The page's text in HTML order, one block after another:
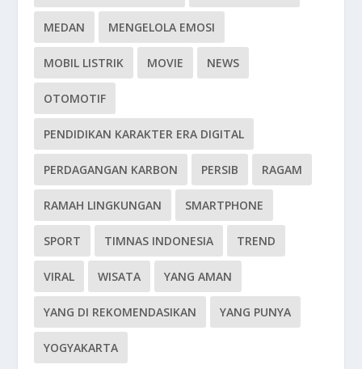
MEDAN MENGELOLA EMOSI
MOBIL LISTRIK MOVIE NEWS
OTOMOTIF
PENDIDIKAN KARAKTER ERA DIGITAL
PERDAGANGAN KARBON PERSIB RAGAM
RAMAH LINGKUNGAN SMARTPHONE
SPORT TIMNAS INDONESIA TREND
VIRAL WISATA YANG AMAN
YANG DI REKOMENDASIKAN YANG PUNYA
YOGYAKARTA